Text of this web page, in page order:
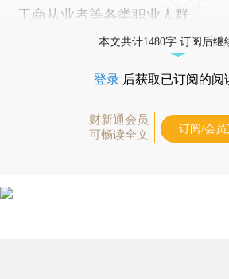
工商从业者等各类职业人群。
本文共计1480字 订阅后继
登录 后获取已订阅的阅
财新通会员
可畅读全文
订阅/会员